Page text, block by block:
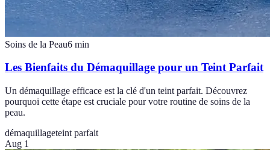
Soins de la Peau6 min
Les Bienfaits du Démaquillage pour un Teint Parfait
Un démaquillage efficace est la clé d'un teint parfait. Découvrez
pourquoi cette étape est cruciale pour votre routine de soins de la
peau.
démaquillageteint parfait
Aug 1